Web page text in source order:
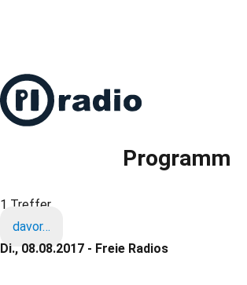
Programm
1 Treffer
davor…
Di., 08.08.2017 - Freie Radios